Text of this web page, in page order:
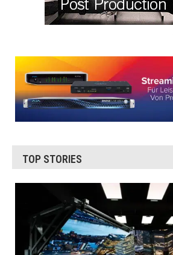
TOP STORIES